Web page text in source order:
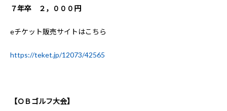
７年卒 ２，０００円
eチケット販売サイトはこちら
https://teket.jp/12073/42565
【ＯＢゴルフ大会】